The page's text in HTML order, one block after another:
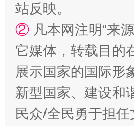
国家大学科技园优化重塑工作
站反映。
② 凡本网注明“来
它媒体，转载目的
展示国家的国际形
新型国家、建设和
民众/全民勇于担